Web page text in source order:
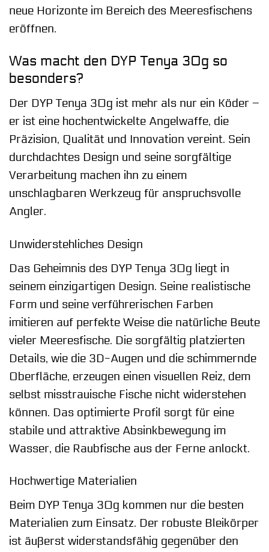
neue Horizonte im Bereich des Meeresfischens
eröffnen.
Was macht den DYP Tenya 30g so
besonders?
Der DYP Tenya 30g ist mehr als nur ein Köder –
er ist eine hochentwickelte Angelwaffe, die
Präzision, Qualität und Innovation vereint. Sein
durchdachtes Design und seine sorgfältige
Verarbeitung machen ihn zu einem
unschlagbaren Werkzeug für anspruchsvolle
Angler.
Unwiderstehliches Design
Das Geheimnis des DYP Tenya 30g liegt in
seinem einzigartigen Design. Seine realistische
Form und seine verführerischen Farben
imitieren auf perfekte Weise die natürliche Beute
vieler Meeresfische. Die sorgfältig platzierten
Details, wie die 3D-Augen und die schimmernde
Oberfläche, erzeugen einen visuellen Reiz, dem
selbst misstrauische Fische nicht widerstehen
können. Das optimierte Profil sorgt für eine
stabile und attraktive Absinkbewegung im
Wasser, die Raubfische aus der Ferne anlockt.
Hochwertige Materialien
Beim DYP Tenya 30g kommen nur die besten
Materialien zum Einsatz. Der robuste Bleikörper
ist äußerst widerstandsfähig gegenüber den